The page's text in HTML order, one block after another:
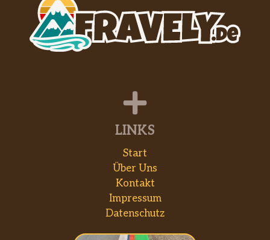
LINKS
Start
Über Uns
Kontakt
Impressum
Datenschutz